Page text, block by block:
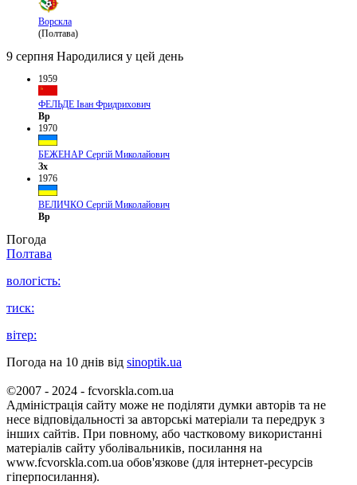
Ворскла
(Полтава)
9 серпня Народилися у цей день
1959
ФЕЛЬДЕ Іван Фридрихович
Вр
1970
БЕЖЕНАР Сергій Миколайович
Зх
1976
ВЕЛИЧКО Сергій Миколайович
Вр
Погода
Полтава
вологість:
тиск:
вітер:
Погода на 10 днів від sinoptik.ua
©2007 - 2024 - fcvorskla.com.ua
Адміністрація сайту може не поділяти думки авторів та не
несе відповідальності за авторські матеріали та передрук з
інших сайтів. При повному, або частковому використанні
матеріалів сайту уболівальників, посилання на
www.fcvorskla.com.ua обов'язкове (для інтернет-ресурсів
гіперпосилання).